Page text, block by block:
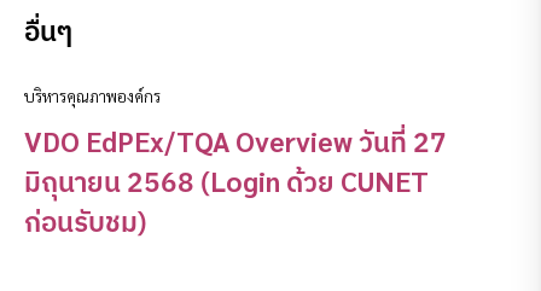
อื่นๆ
บริหารคุณภาพองค์กร
VDO EdPEx/TQA Overview วันที่ 27
มิถุนายน 2568 (Login ด้วย CUNET
ก่อนรับชม)